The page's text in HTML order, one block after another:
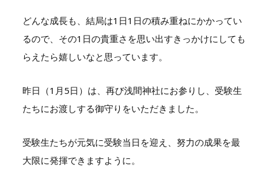
どんな成長も、結局は1日1日の積み重ねにかかってい
るので、その1日の貴重さを思い出すきっかけにしても
らえたら嬉しいなと思っています。
昨日（1月5日）は、再び浅間神社にお参りし、受験生
たちにお渡しする御守りをいただきました。
受験生たちが元気に受験当日を迎え、努力の成果を最
大限に発揮できますように。